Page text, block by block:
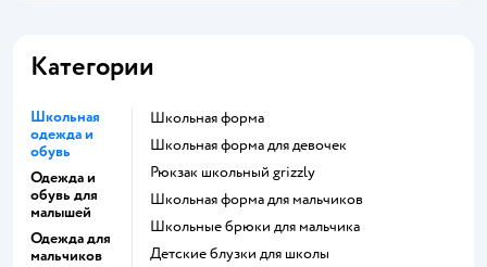
Категории
Школьная
одежда и
обувь
Одежда и
обувь для
малышей
Одежда для
мальчиков
Школьная форма
Школьная форма для девочек
Рюкзак школьный grizzly
Школьная форма для мальчиков
Школьные брюки для мальчика
Детские блузки для школы